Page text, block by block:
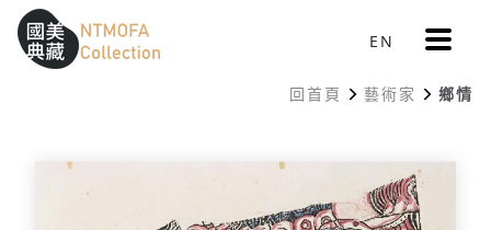
跳到中間主要內容區
網站導覽
::: EN 更
多
單
回首頁 藝術家 鄉情